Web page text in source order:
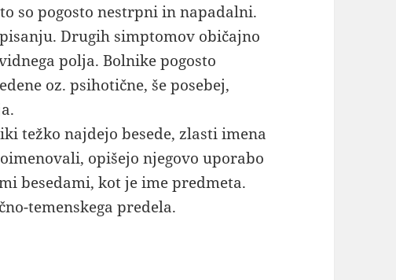
so pogosto nestrpni in napadalni.
Drugih simptomov običajno
polja. Bolnike pogosto
oz. psihotične, še posebej,
težko najdejo besede, zlasti imena
opišejo njegovo uporabo
besedami, kot je ime predmeta.
temenskega predela.